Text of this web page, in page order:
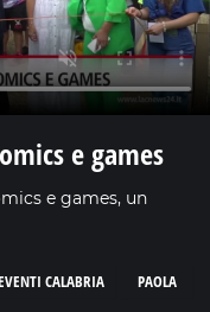
e games
e games, un
PAOLA
CALABRIA